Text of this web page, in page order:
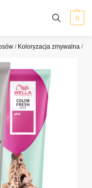
0
/ Koloryzacja zmywalna /